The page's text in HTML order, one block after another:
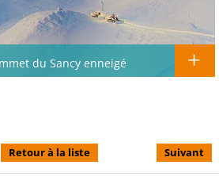
du Sancy enneigé
Retour à la liste Suivant